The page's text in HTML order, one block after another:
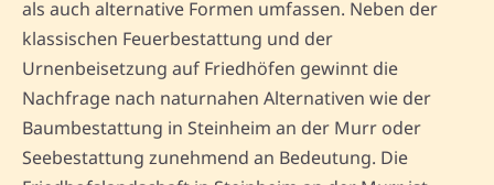
als auch alternative Formen umfassen. Neben der
klassischen Feuerbestattung und der
Urnenbeisetzung auf Friedhöfen gewinnt die
Nachfrage nach naturnahen Alternativen wie der
Baumbestattung in Steinheim an der Murr oder
Seebestattung zunehmend an Bedeutung. Die